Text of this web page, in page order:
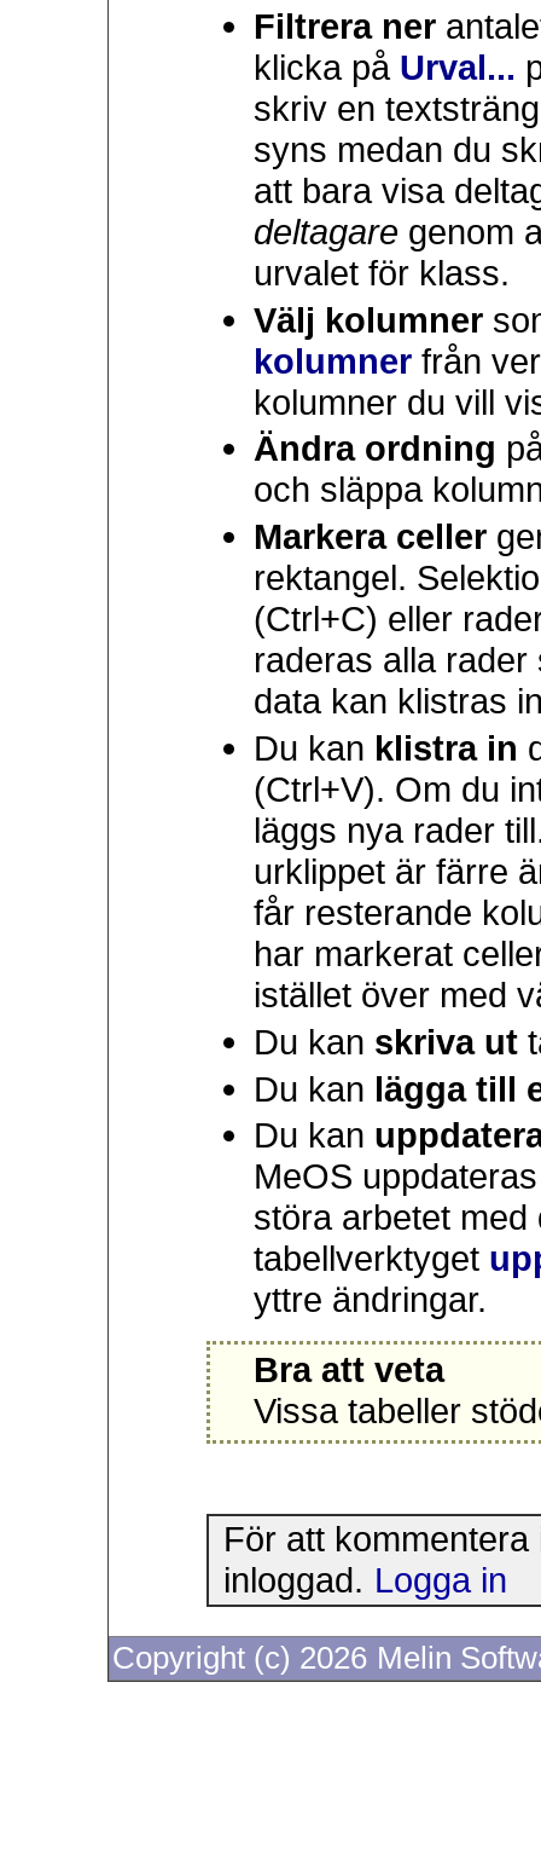
Filtrera ner
klicka på Urval...
skriv en
syns medan du
att bara visa
deltagare genom
urvalet för klass.
Välj kolumner
kolumner från
kolumner du vill
Ändra ordning
och släppa
Markera celler
rektangel.
(Ctrl+C) eller
raderas alla
data kan klistras
Du kan klistra in
(Ctrl+V). Om du
läggs nya rader
urklippet är färre
får resterande
har markerat
istället över med
Du kan skriva ut
Du kan lägga till
Du kan
MeOS
störa arbetet
tabellverktyget
yttre ändringar.
Bra att veta
Vissa tabeller
För att
inloggad. Logga in
Copyright (c) 2026 Melin